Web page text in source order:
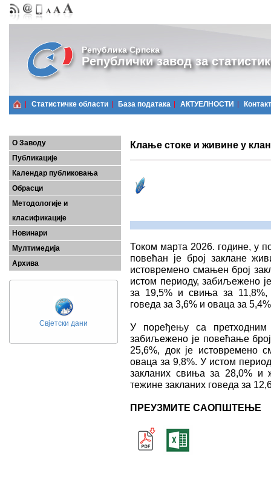
Република Српска
Републички завод за
Статистичке области Базa података АКТУЕЛНОСТИ Контакт
О Заводу
Публикације
Календар публиковања
Обрасци
Методологије и
класификације
Новинари
Мултимедија
Архива
Свјетски дани
Клање стоке и живине у
Током марта 2026. године, у
повећан је број заклане
истовремено смањен број
истом периоду, забиљежено
за 19,5% и свиња за
говеда за 3,6% и оваца за
У поређењу са
забиљежено је повећање
25,6%, док је истовремено
оваца за 9,8%. У истом
закланих свиња за 28,0%
тежине закланих говеда за
ПРЕУЗМИТЕ САОПШТЕЊЕ